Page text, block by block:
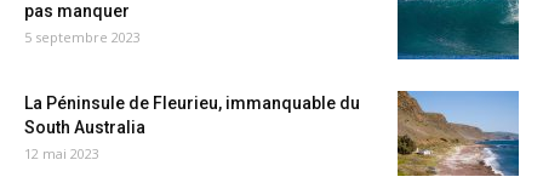
pas manquer
5 septembre 2023
La Péninsule de Fleurieu, immanquable du
South Australia
12 mai 2023